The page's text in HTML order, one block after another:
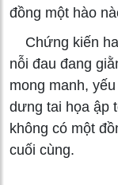
đồng một hào
Chứng kiến
nỗi đau đang
mong manh,
dưng tai họa ập
không có một
cuối cùng.